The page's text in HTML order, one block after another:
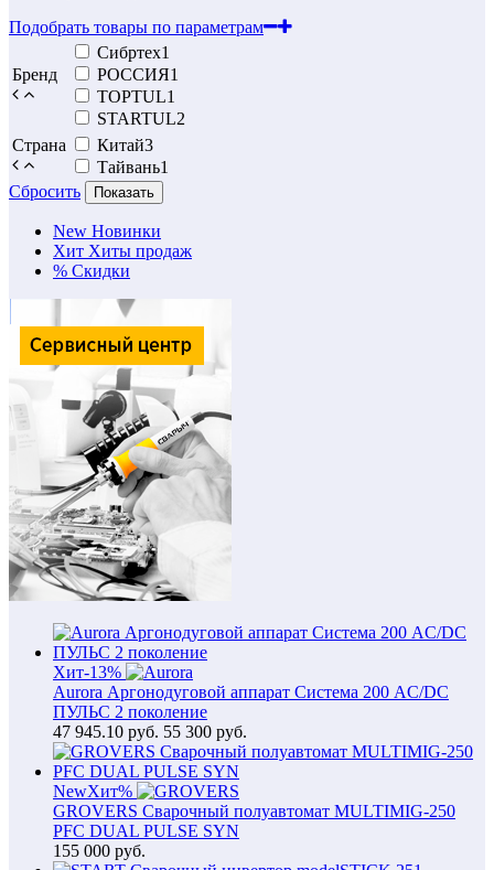
Подобрать товары по параметрам
Бренд
Сибртех1
РОССИЯ1
TOPTUL1
STARTUL2
Страна
Китай3
Тайвань1
Сбросить
Показать
New Новинки
Хит Хиты продаж
% Скидки
Хит-13%
Aurora Аргонодуговой аппарат Система 200 AC/DC
ПУЛЬС 2 поколение
47 945.10 руб. 55 300 руб.
NewХит%
GROVERS Сварочный полуавтомат MULTIMIG-250
PFC DUAL PULSE SYN
155 000 руб.